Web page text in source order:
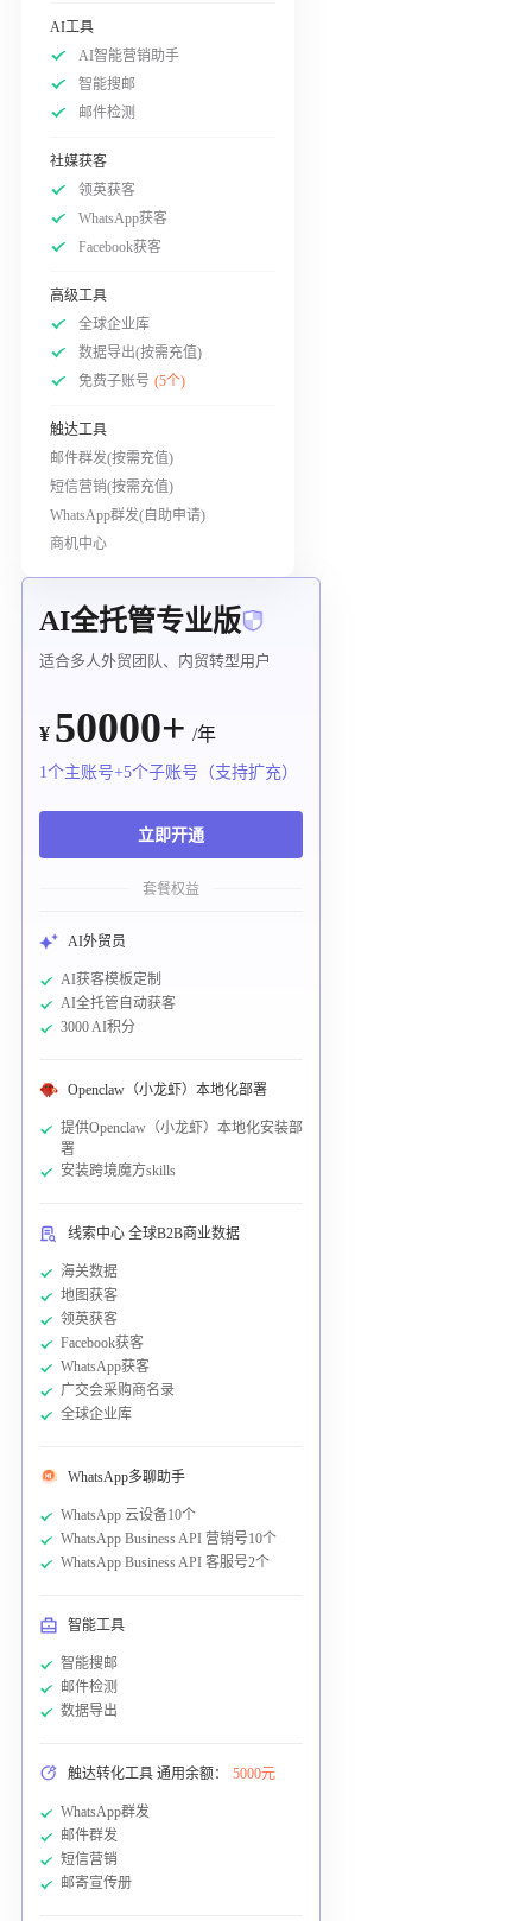
AI工具
AI智能营销助手
智能搜邮
邮件检测
社媒获客
领英获客
WhatsApp获客
Facebook获客
高级工具
全球企业库
数据导出(按需充值)
免费子账号 (5个)
触达工具
邮件群发(按需充值)
短信营销(按需充值)
WhatsApp群发(自助申请)
商机中心
AI全托管专业版
适合多人外贸团队、内贸转型用户
¥ 50000+ /年
1个主账号+5个子账号（支持扩充）
立即开通
套餐权益
AI外贸员
AI获客模板定制
AI全托管自动获客
3000 AI积分
Openclaw（小龙虾）本地化部署
提供Openclaw（小龙虾）本地化安装部
署
安装跨境魔方skills
线索中心 全球B2B商业数据
海关数据
地图获客
领英获客
Facebook获客
WhatsApp获客
广交会采购商名录
全球企业库
WhatsApp多聊助手
WhatsApp 云设备10个
WhatsApp Business API 营销号10个
WhatsApp Business API 客服号2个
智能工具
智能搜邮
邮件检测
数据导出
触达转化工具 通用余额： 5000元
WhatsApp群发
邮件群发
短信营销
邮寄宣传册